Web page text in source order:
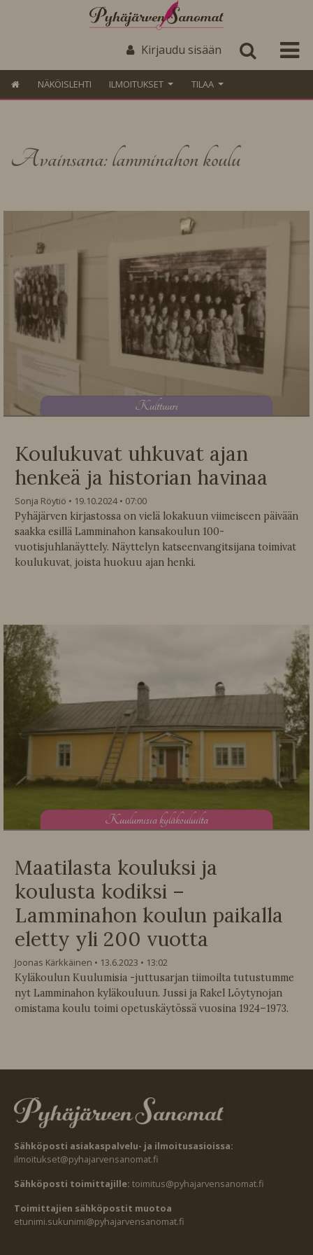
Kirjaudu sisään
NÄKÖISLEHTI ILMOITUKSET TILAA
Avainsana: lamminahon koulu
Kulttuuri
Koulukuvat uhkuvat ajan
henkeä ja historian havinaa
Sonja Röytiö 19.10.2024
07:00
Pyhäjärven kirjastossa on vielä lokakuun viimeiseen päivään
saakka esillä Lamminahon kansakoulun 100-
vuotisjuhlanäyttely. Näyttelyn katseenvangitsijana toimivat
koulukuvat, joista huokuu ajan henki.
Kuulumisia kyläkouluilta
Maatilasta kouluksi ja
koulusta kodiksi –
Lamminahon koulun paikalla
eletty yli 200 vuotta
Joonas Kärkkäinen 13.6.2023
13:02
Kyläkoulun Kuulumisia -juttusarjan tiimoilta tutustumme
nyt Lamminahon kyläkouluun. Jussi ja Rakel Löytynojan
omistama koulu toimi opetuskäytössä vuosina 1924–1973.
Sähköposti asiakaspalvelu- ja ilmoitusasioissa:
ilmoitukset@pyhajarvensanomat.fi
Sähköposti toimittajille: toimitus@pyhajarvensanomat.fi
Toimittajien sähköpostit muotoa
etunimi.sukunimi@pyhajarvensanomat.fi